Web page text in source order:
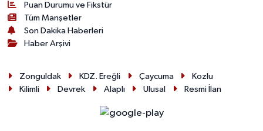
Puan Durumu ve Fikstür
Tüm Manşetler
Son Dakika Haberleri
Haber Arşivi
Zonguldak KDZ. Ereğli Çaycuma
Kozlu
Kilimli
Devrek Alaplı Ulusal Resmi İlan